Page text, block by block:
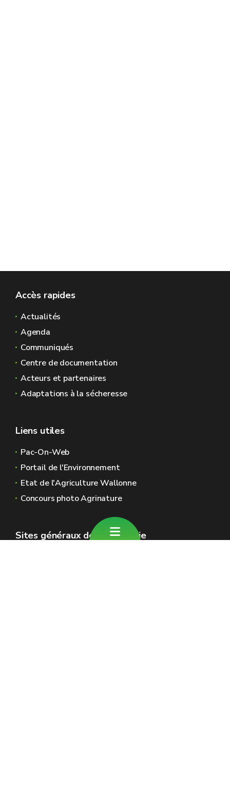
Accès rapides
Actualités
Agenda
Communiqués
Centre de documentation
Acteurs et partenaires
Adaptations à la sécheresse
Liens utiles
Pac-On-Web
Portail de l'Environnement
Etat de l'Agriculture Wallonne
Concours photo Agrinature
Sites généraux de la Wallonie